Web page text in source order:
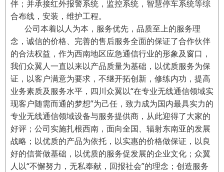
伴；并承接红外报警系统，监控系统，智慧停车系统等综
合布线，安装，维护工程。
公司本着以人为本，服务优先，品质至上的服务理
念，诚信的价格、完善的售后服务全面的保证了合作伙伴
的合法权益，作为西南地区应急通信行业的形象及窗口，
我们众翼人一直以来以产品质量为基础，以优质服务为保
证，以客户满意为要求，不继开拓创新，修练内功，提高
业务素质及服务水平，四川众翼以“在专业无线通信领域实
现客户随需而通的梦想”为己任，致力成为国内最具实力的
专业无线通信领域设备与服务提供商，从此迎得了大家的
好评；公司实施扎根西南，面向全国、辐射东南亚的发展
战略；以优质的产品为依托，以实惠的价格做保证，以良
好的信誉做基础，以优质的服务促发展的企业文化；众翼
人以“不懈努力，无私奉献，回报社会”的理念；创造服务